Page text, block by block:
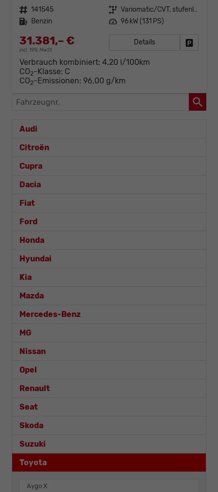
Fahrzeugnr. 141545 Getriebe
Variomatic/CVT, stufenlos
Kraftstoff Benzin Leistung 96 kW (131 PS)
31.381,– €
incl. 19% MwSt.
Details
Verbrauch kombiniert: 4,20 l/100km
CO2-Klasse: C
CO2-Emissionen: 96,00 g/km
Fahrzeugnr.
Audi
Citroën
Cupra
Dacia
Fiat
Ford
Honda
Hyundai
Kia
Mazda
Mercedes-Benz
MG
Nissan
Opel
Renault
Seat
Skoda
Suzuki
Toyota
Aygo X